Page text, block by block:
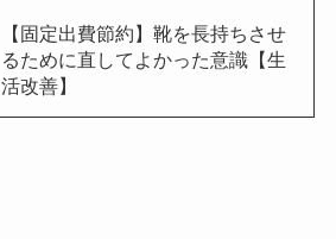
【固定出費節約】靴を長持ちさせ
るために直してよかった意識【生
活改善】